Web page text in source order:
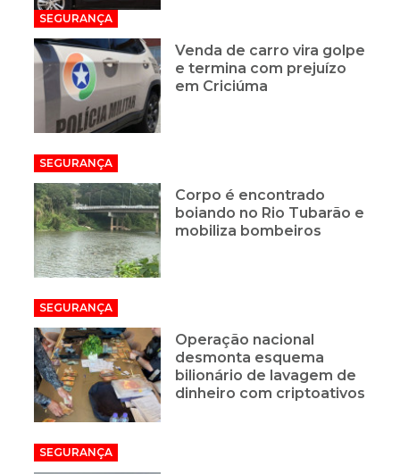
SEGURANÇA
Venda de carro vira golpe
e termina com prejuízo
em Criciúma
SEGURANÇA
Corpo é encontrado
boiando no Rio Tubarão e
mobiliza bombeiros
SEGURANÇA
Operação nacional
desmonta esquema
bilionário de lavagem de
dinheiro com criptoativos
SEGURANÇA